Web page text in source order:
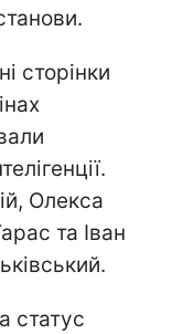
сторінки
Олекса
та Іван
статус